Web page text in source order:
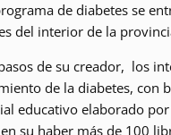
de diabetes se
del interior de la
de su creador, los
de la diabetes, con
educativo elaborado
su haber más de 100